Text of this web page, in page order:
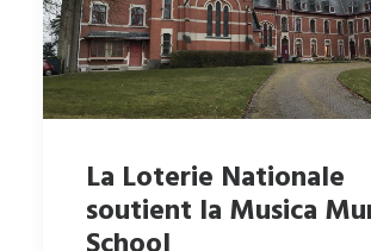
La Loterie Nationale
soutient la Musica